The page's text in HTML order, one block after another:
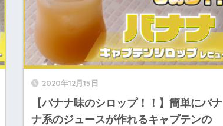
2020年12月15日
【バナナ味のシロップ！！】簡単にバナ
ナ系のジュースが作れるキャプテンの